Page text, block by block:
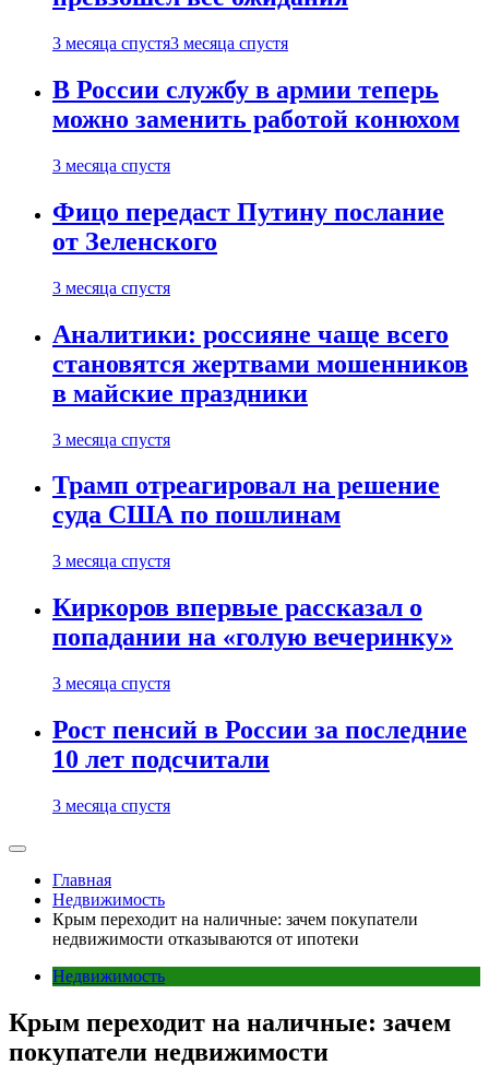
3 месяца спустя3 месяца спустя
В России службу в армии теперь
можно заменить работой конюхом
3 месяца спустя
Фицо передаст Путину послание
от Зеленского
3 месяца спустя
Аналитики: россияне чаще всего
становятся жертвами мошенников
в майские праздники
3 месяца спустя
Трамп отреагировал на решение
суда США по пошлинам
3 месяца спустя
Киркоров впервые рассказал о
попадании на «голую вечеринку»
3 месяца спустя
Рост пенсий в России за последние
10 лет подсчитали
3 месяца спустя
Главная
Недвижимость
Крым переходит на наличные: зачем покупатели
недвижимости отказываются от ипотеки
Недвижимость
Крым переходит на наличные: зачем
покупатели недвижимости